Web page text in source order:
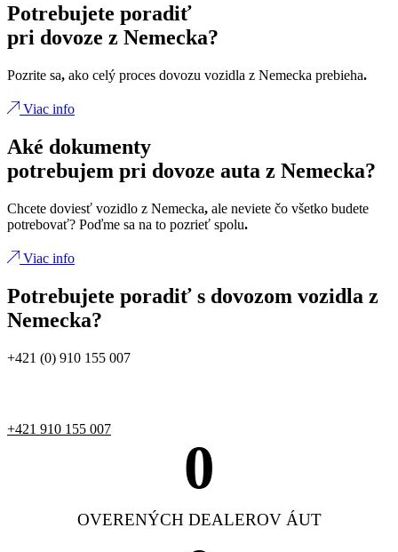
Potrebujete poradiť
pri dovoze z Nemecka?
Pozrite sa, ako celý proces dovozu vozidla z Nemecka prebieha.
Viac info
Aké dokumenty
potrebujem pri dovoze auta z Nemecka?
Chcete doviesť vozidlo z Nemecka, ale neviete čo všetko budete
potrebovať? Poďme sa na to pozrieť spolu.
Viac info
Potrebujete poradiť s dovozom vozidla z
Nemecka?
+421 (0) 910 155 007
+421 910 155 007
OVERENÝCH DEALEROV ÁUT
0